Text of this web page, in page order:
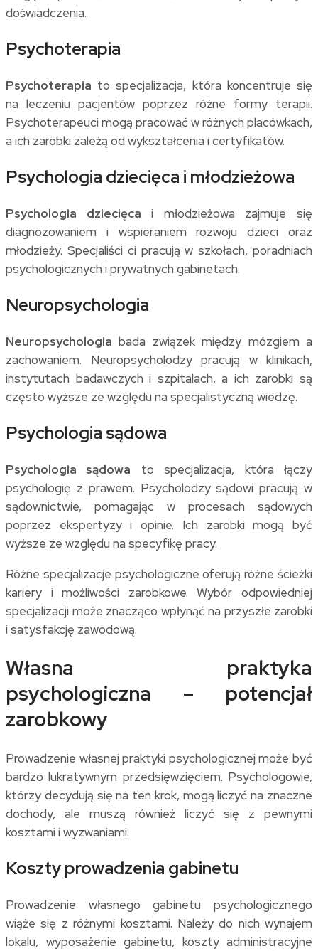
doświadczenia.
Psychoterapia
Psychoterapia to specjalizacja, która koncentruje się
na leczeniu pacjentów poprzez różne formy terapii.
Psychoterapeuci mogą pracować w różnych placówkach,
a ich zarobki zależą od wykształcenia i certyfikatów.
Psychologia dziecięca i młodzieżowa
Psychologia dziecięca i młodzieżowa zajmuje się
diagnozowaniem i wspieraniem rozwoju dzieci oraz
młodzieży. Specjaliści ci pracują w szkołach, poradniach
psychologicznych i prywatnych gabinetach.
Neuropsychologia
Neuropsychologia bada związek między mózgiem a
zachowaniem. Neuropsycholodzy pracują w klinikach,
instytutach badawczych i szpitalach, a ich zarobki są
często wyższe ze względu na specjalistyczną wiedzę.
Psychologia sądowa
Psychologia sądowa to specjalizacja, która łączy
psychologię z prawem. Psycholodzy sądowi pracują w
sądownictwie, pomagając w procesach sądowych
poprzez ekspertyzy i opinie. Ich zarobki mogą być
wyższe ze względu na specyfikę pracy.
Różne specjalizacje psychologiczne oferują różne ścieżki
kariery i możliwości zarobkowe. Wybór odpowiedniej
specjalizacji może znacząco wpłynąć na przyszłe zarobki
i satysfakcję zawodową.
Własna praktyka
psychologiczna – potencjał
zarobkowy
Prowadzenie własnej praktyki psychologicznej może być
bardzo lukratywnym przedsięwzięciem. Psychologowie,
którzy decydują się na ten krok, mogą liczyć na znaczne
dochody, ale muszą również liczyć się z pewnymi
kosztami i wyzwaniami.
Koszty prowadzenia gabinetu
Prowadzenie własnego gabinetu psychologicznego
wiąże się z różnymi kosztami. Należy do nich wynajem
lokalu, wyposażenie gabinetu, koszty administracyjne